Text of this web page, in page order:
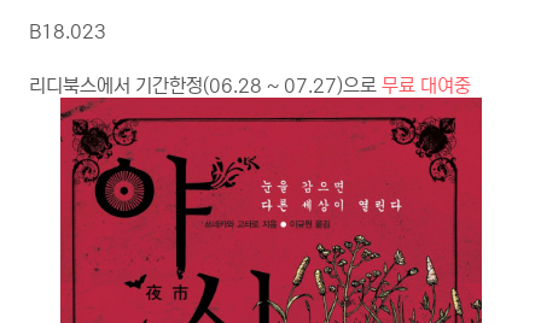
B18.023
리디북스에서 기간한정(06.28 ~ 07.27)으로 무료 대여중